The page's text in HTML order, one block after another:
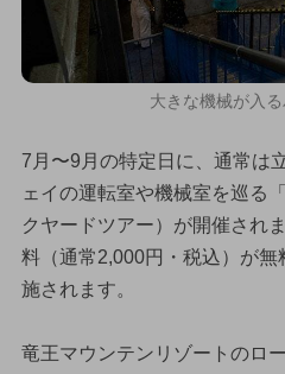
大きな機械が入
7月〜9月の特定日に、通常は
ェイの運転室や機械室を巡る
クヤードツアー）が開催され
料（通常2,000円・税込）が
施されます。
竜王マウンテンリゾートのロ